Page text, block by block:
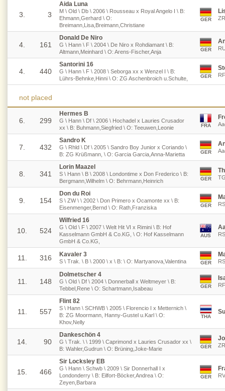
3. 3
Aida Luna
M \ Old \ Db \ 2006 \ Rousseau x Royal Angelo I \ B:
Ehmann,Gerhard \ O:
Breimann,Lisa,Breimann,Christiane
GER
4. 161
Donald De Niro
G \ Hann \ F \ 2004 \ De Niro x Rohdiamant \ B:
Altmann,Meinhard \ O: Arens-Fischer,Anja
GER
4. 440
Santorini 16
G \ Hann \ F \ 2008 \ Seborga xx x Wenzel I \ B:
Lührs-Behnke,Hinni \ O: ZG Aschenbroich u.Schulte,
GER
not placed
6. 299
Hermes B
G \ Hann \ Df \ 2006 \ Hochadel x Lauries Crusador
xx \ B: Buhmann,Siegfried \ O: Teeuwen,Leonie
FRA
7. 432
Sandro K
G \ Rhld \ Df \ 2005 \ Sandro Boy Junior x Coriando \
B: ZG Krüßmann, \ O: Garcia Garcia,Anna-Marietta
GER
8. 341
Lorin Maazel
S \ Hann \ B \ 2008 \ Londontime x Don Frederico \ B:
Bergmann,Wilhelm \ O: Behrmann,Heinrich
GER
9. 154
Don du Roi
S \ ZW \ \ 2002 \ Don Primero x Ocamonte xx \ B:
Eisenmenger,Bernd \ O: Rath,Franziska
GER
10. 524
Wilfried 16
G \ Old \ F \ 2007 \ Welt Hit VI x Rimini \ B: Hof
Kasselmann GmbH & Co.KG, \ O: Hof Kasselmann
GmbH & Co.KG,
AUS
11. 316 Kavaler 3
S \ Trak. \ B \ 2000 \ x \ B: \ O: Martyanova,Valentina GER
11. 148
Dolmetscher 4
G \ Old \ Df \ 2004 \ Donnerball x Weltmeyer \ B:
Tebbel,Rene \ O: Schartmann,Isabeau
GER
11. 557
Flint 82
S \ Hann \ SCHWB \ 2005 \ Florencio I x Metternich \
B: ZG Moormann, Hanny-Gustel u.Karl \ O:
Khov,Nelly
THA
14. 90
Dankeschön 4
G \ Trak. \ \ 1999 \ Caprimond x Lauries Crusador xx \
B: Wahler,Gudrun \ O: Brüning,Joke-Marie
GER
15. 466
Sir Locksley EB
G \ Hann \ Schwb \ 2009 \ Sir Donnerhall I x
Londonderry \ B: Eilfort-Böcker,Andrea \ O:
Zeyen,Barbara
GER